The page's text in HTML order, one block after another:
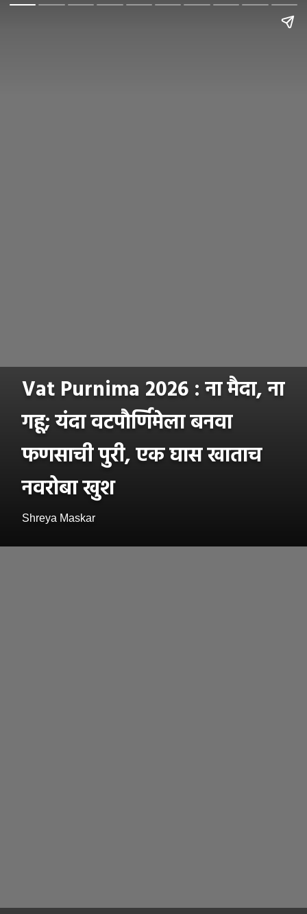
Vat Purnima 2026 : ना मैदा, ना
गहू; यंदा वटपौर्णिमेला बनवा
फणसाची पुरी, एक घास खाताच
नवरोबा खुश
Shreya Maskar